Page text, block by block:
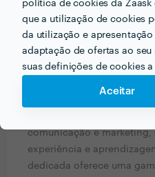
política de cookies da
que a utilização de cookies
da utilização e
adaptação de ofertas ao seu
suas definições de cookies
Aceitar
garantia que está a
com as qualidades
necessita.
Que formação e
sua actividade?
comunicação e marketing,
experiência e
dedicada oferece uma